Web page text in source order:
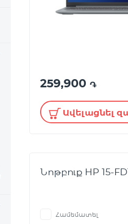
259,900 ֏
Ավելացնել
Նոթբուք HP 15-
Համեմատել